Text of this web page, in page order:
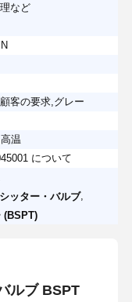
など
客の要求,グレー
温
について
ッター・バルブ,
(BSPT)
ルブ BSPT